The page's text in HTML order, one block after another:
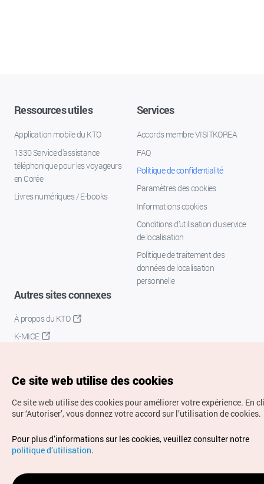
Ressources utiles
Application mobile du KTO
1330 Service d'assistance
téléphonique pour les voyageurs
en Corée
Livres numériques / E-books
Services
Accords membre VISITKOREA
FAQ
Politique de confidentialité
Paramètres des cookies
Informations cookies
Conditions d’utilisation du service
de localisation
Politique de traitement des
données de localisation
personnelle
Autres sites connexes
À propos du KTO
K-MICE
Droits d’auteur (c) Office National du Tourisme en Corée.
Tous droits réservés.
Pour les rapports d'erreurs et demandes de renseignements,
adressez vos demandes à
Ce site web utilise des cookies
Ce site web utilise des cookies pour améliorer votre expérience. En
sur ‘Autoriser’, vous donnez votre accord sur l’utilisation de cookies.
Pour plus d’informations sur les cookies, veuillez consulter notre
politique d’utilisation.